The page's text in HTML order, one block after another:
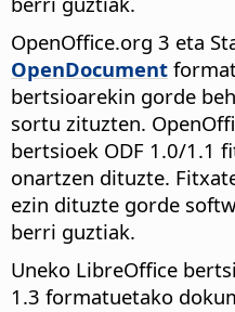
OpenOffice.org 3 eta
OpenDocument
bertsioarekin gorde
sortu zituzten.
bertsioek ODF 1.0/1.1
onartzen dituzte.
ezin dituzte gorde
berri guztiak.
Uneko LibreOffice
1.3 formatuetako